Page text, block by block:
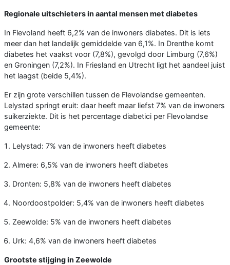
Regionale uitschieters in aantal mensen met diabetes
In Flevoland heeft 6,2% van de inwoners diabetes. Dit is iets
meer dan het landelijk gemiddelde van 6,1%. In Drenthe komt
diabetes het vaakst voor (7,8%), gevolgd door Limburg (7,6%)
en Groningen (7,2%). In Friesland en Utrecht ligt het aandeel juist
het laagst (beide 5,4%).
Er zijn grote verschillen tussen de Flevolandse gemeenten.
Lelystad springt eruit: daar heeft maar liefst 7% van de inwoners
suikerziekte. Dit is het percentage diabetici per Flevolandse
gemeente:
Lelystad: 7% van de inwoners heeft diabetes
Almere: 6,5% van de inwoners heeft diabetes
Dronten: 5,8% van de inwoners heeft diabetes
Noordoostpolder: 5,4% van de inwoners heeft diabetes
Zeewolde: 5% van de inwoners heeft diabetes
Urk: 4,6% van de inwoners heeft diabetes
Grootste stijging in Zeewolde